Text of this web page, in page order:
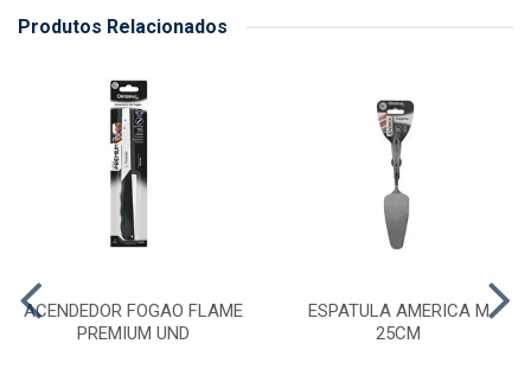
Produtos Relacionados
ACENDEDOR FOGAO FLAME
PREMIUM UND
ESPATULA AMERICA M
25CM